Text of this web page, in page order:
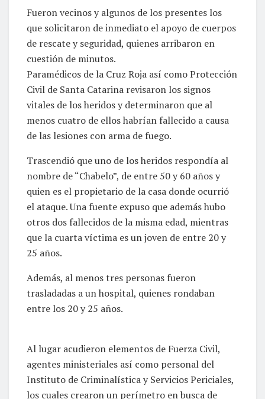
Fueron vecinos y algunos de los presentes los
que solicitaron de inmediato el apoyo de cuerpos
de rescate y seguridad, quienes arribaron en
cuestión de minutos.
Paramédicos de la Cruz Roja así como Protección
Civil de Santa Catarina revisaron los signos
vitales de los heridos y determinaron que al
menos cuatro de ellos habrían fallecido a causa
de las lesiones con arma de fuego.
Trascendió que uno de los heridos respondía al
nombre de “Chabelo”, de entre 50 y 60 años y
quien es el propietario de la casa donde ocurrió
el ataque. Una fuente expuso que además hubo
otros dos fallecidos de la misma edad, mientras
que la cuarta víctima es un joven de entre 20 y
25 años.
Además, al menos tres personas fueron
trasladadas a un hospital, quienes rondaban
entre los 20 y 25 años.
Al lugar acudieron elementos de Fuerza Civil,
agentes ministeriales así como personal del
Instituto de Criminalística y Servicios Periciales,
los cuales crearon un perímetro en busca de